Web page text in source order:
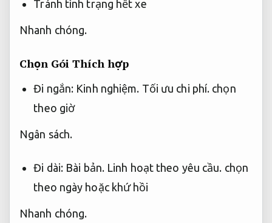
Tránh tình trạng hết xe
Nhanh chóng.
Chọn Gói Thích hợp
Đi ngắn: Kinh nghiệm. Tối ưu chi phí. chọn
theo giờ
Ngân sách.
Đi dài: Bài bản. Linh hoạt theo yêu cầu. chọn
theo ngày hoặc khứ hồi
Nhanh chóng.